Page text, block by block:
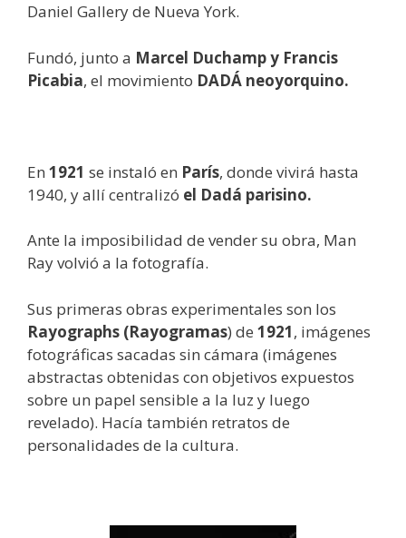
Daniel Gallery de Nueva York.
Fundó, junto a Marcel Duchamp y Francis
Picabia, el movimiento DADÁ neoyorquino.
En 1921 se instaló en París, donde vivirá hasta
1940, y allí centralizó el Dadá parisino.
Ante la imposibilidad de vender su obra, Man
Ray volvió a la fotografía.
Sus primeras obras experimentales son los
Rayographs (Rayogramas) de 1921, imágenes
fotográficas sacadas sin cámara (imágenes
abstractas obtenidas con objetivos expuestos
sobre un papel sensible a la luz y luego
revelado). Hacía también retratos de
personalidades de la cultura.